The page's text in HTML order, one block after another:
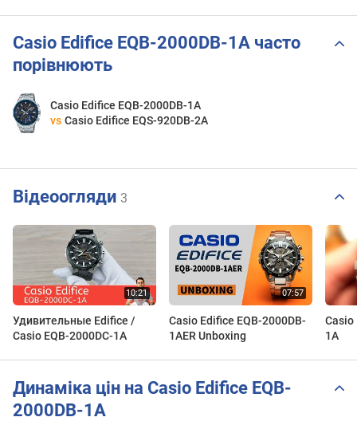
Casio Edifice EQB-2000DB-1A часто
порівнюють
Casio Edifice EQB-2000DB-1A
vs Casio Edifice EQS-920DB-2A
Відеоогляди 3
Удивительные Edifice /
Casio EQB-2000DC-1A
Casio Edifice EQB-2000DB-
1AER Unboxing
Casio
1A
Динаміка цін на Casio Edifice EQB-
2000DB-1A